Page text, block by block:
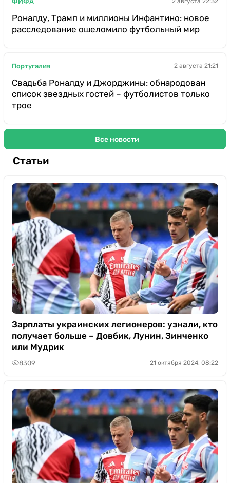
Роналду, Трамп и миллионы Инфантино: новое
расследование ошеломило футбольный мир
Португалия 2 августа 21:21
Свадьба Роналду и Джорджины: обнародован
список звездных гостей – футболистов только
трое
Все новости
Статьи
Зарплаты украинских легионеров: узнали, кто
получает больше – Довбик, Лунин, Зинченко
или Мудрик
8309 21 октября 2024, 08:22